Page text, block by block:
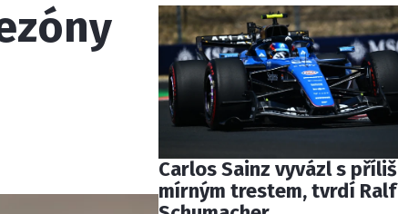
GROUP s.r.o., IČ: 118 23 054
Carlos Sainz vyvázl s příliš
mírným trestem, tvrdí Ralf